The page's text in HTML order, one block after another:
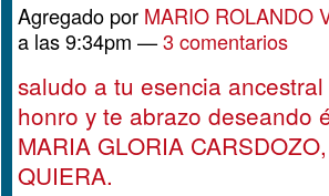
Agregado por MARIO ROLANDO
a las 9:34pm —3 comentarios
saludo a tu esencia
honro y te abrazo deseando
MARIA GLORIA
QUIERA.